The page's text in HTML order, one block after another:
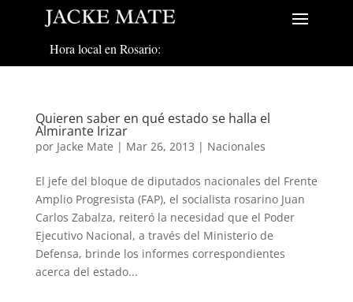
Hora local en Rosario:
Quieren saber en qué estado se halla el
Almirante Irizar
por Jacke Mate | Mar 26, 2013 | Nacionales
El jefe del bloque de diputados nacionales del Frente
Amplio Progresista (FAP), el socialista rosarino Juan
Carlos Zabalza, reiteró la necesidad que el Poder
Ejecutivo Nacional, a través del Ministerio de
Defensa, brinde los informes correspondientes
acerca del estado...